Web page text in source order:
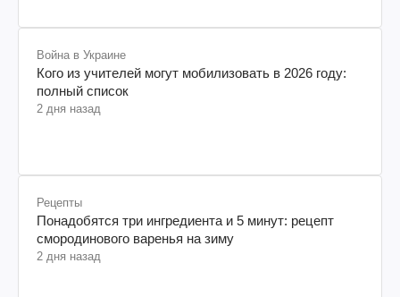
Война в Украине
Кого из учителей могут мобилизовать в 2026 году:
полный список
2 дня назад
Рецепты
Понадобятся три ингредиента и 5 минут: рецепт
смородинового варенья на зиму
2 дня назад